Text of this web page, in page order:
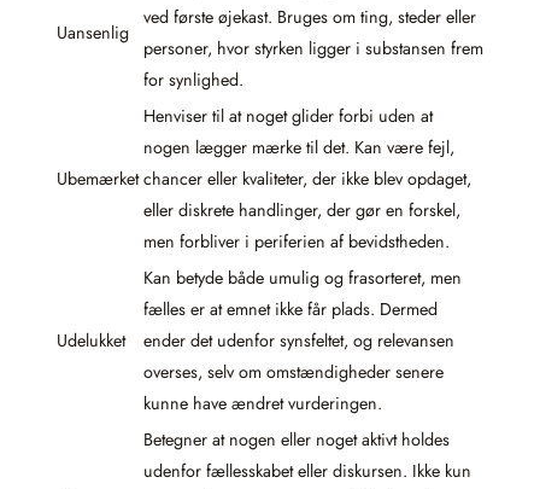
Uansenlig
ved første øjekast. Bruges om ting, steder eller
personer, hvor styrken ligger i substansen frem
for synlighed.
Ubemærket
Henviser til at noget glider forbi uden at
nogen lægger mærke til det. Kan være fejl,
chancer eller kvaliteter, der ikke blev opdaget,
eller diskrete handlinger, der gør en forskel,
men forbliver i periferien af bevidstheden.
Udelukket
Kan betyde både umulig og frasorteret, men
fælles er at emnet ikke får plads. Dermed
ender det udenfor synsfeltet, og relevansen
overses, selv om omstændigheder senere
kunne have ændret vurderingen.
Betegner at nogen eller noget aktivt holdes
udenfor fællesskabet eller diskursen. Ikke kun